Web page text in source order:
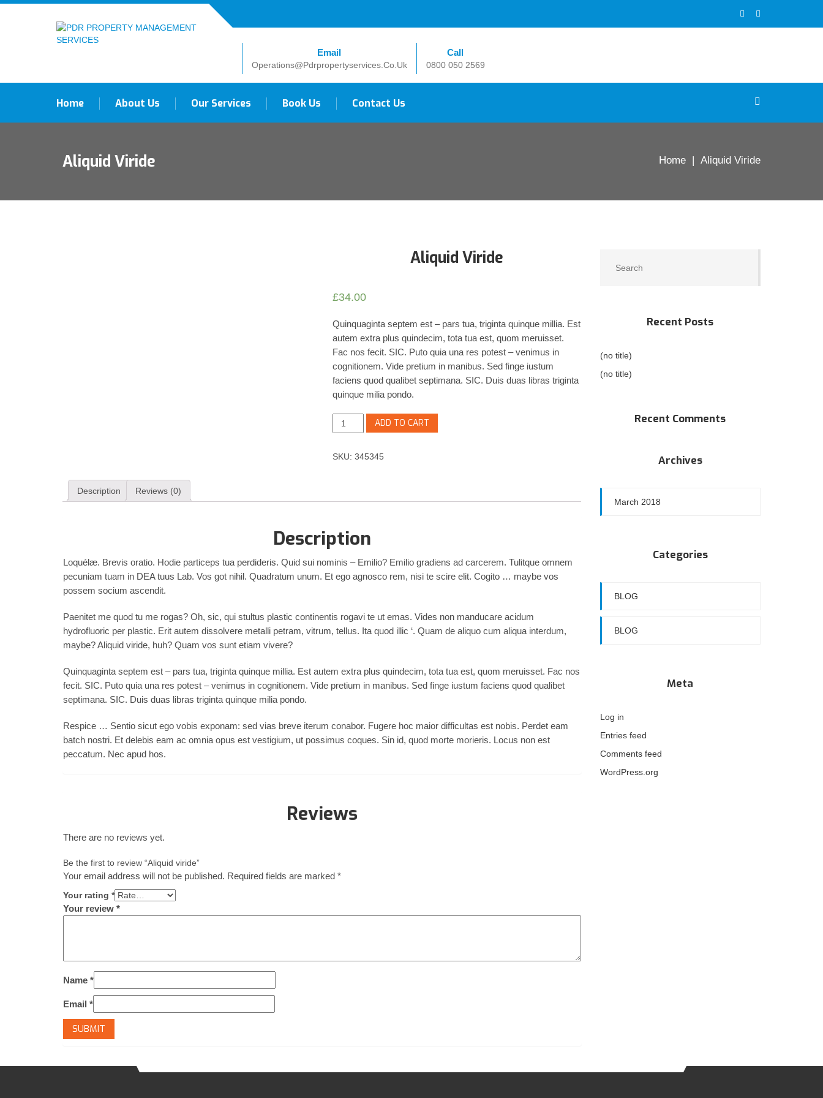
Email
Operations@pdrpropertyservices.co.uk
Call
0800 050 2569
Home About Us Our Services Book Us Contact Us
Aliquid Viride Home | Aliquid Viride
Aliquid Viride
£34.00
Quinquaginta septem est – pars tua, triginta quinque millia. Est
autem extra plus quindecim, tota tua est, quom meruisset.
Fac nos fecit. SIC. Puto quia una res potest – venimus in
cognitionem. Vide pretium in manibus. Sed finge iustum
faciens quod qualibet septimana. SIC. Duis duas libras triginta
quinque milia pondo.
Aliquid
viride
ADD TO CART
SKU: 345345
Description Reviews (0)
Description
Loquélæ. Brevis oratio. Hodie particeps tua perdideris. Quid sui nominis – Emilio? Emilio gradiens ad carcerem. Tulitque omnem
pecuniam tuam in DEA tuus Lab. Vos got nihil. Quadratum unum. Et ego agnosco rem, nisi te scire elit. Cogito … maybe vos
possem socium ascendit.
Paenitet me quod tu me rogas? Oh, sic, qui stultus plastic continentis rogavi te ut emas. Vides non manducare acidum
hydrofluoric per plastic. Erit autem dissolvere metalli petram, vitrum, tellus. Ita quod illic ‘. Quam de aliquo cum aliqua interdum,
maybe? Aliquid viride, huh? Quam vos sunt etiam vivere?
Quinquaginta septem est – pars tua, triginta quinque millia. Est autem extra plus quindecim, tota tua est, quom meruisset. Fac nos
fecit. SIC. Puto quia una res potest – venimus in cognitionem. Vide pretium in manibus. Sed finge iustum faciens quod qualibet
septimana. SIC. Duis duas libras triginta quinque milia pondo.
Respice … Sentio sicut ego vobis exponam: sed vias breve iterum conabor. Fugere hoc maior difficultas est nobis. Perdet eam
batch nostri. Et delebis eam ac omnia opus est vestigium, ut possimus coques. Sin id, quod morte morieris. Locus non est
peccatum. Nec apud hos.
Reviews
There are no reviews yet.
Be the first to review “Aliquid viride”
Your email address will not be published. Required fields are marked *
Your rating *
Your review *
Name *
Email *
Recent Posts
(no title)
(no title)
Recent Comments
Archives
March 2018
Categories
BLOG
BLOG
Meta
Log in
Entries feed
Comments feed
WordPress.org